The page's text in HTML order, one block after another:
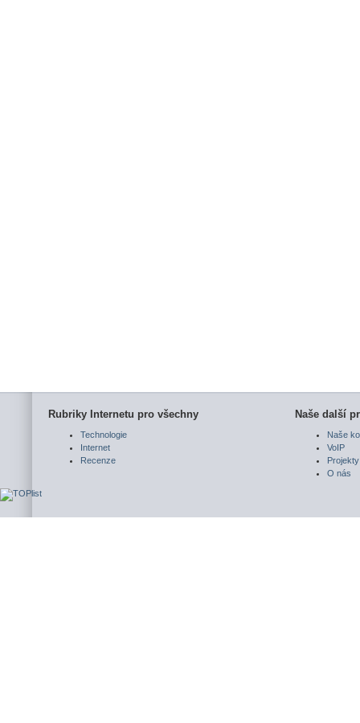
Rubriky Internetu pro všechny
Technologie
Internet
Recenze
Naše další
Naše
VoIP
Projekty
O nás